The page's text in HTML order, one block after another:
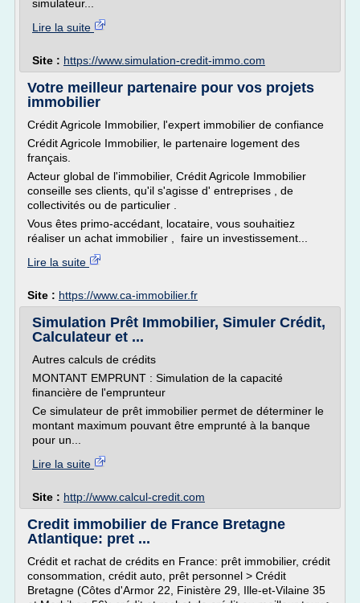
simulateur...
Lire la suite
Site : https://www.simulation-credit-immo.com
Votre meilleur partenaire pour vos projets
immobilier
Crédit Agricole Immobilier, l'expert immobilier de confiance
Crédit Agricole Immobilier, le partenaire logement des
français.
Acteur global de l'immobilier, Crédit Agricole Immobilier
conseille ses clients, qu'il s'agisse d' entreprises , de
collectivités ou de particulier .
Vous êtes primo-accédant, locataire, vous souhaitiez
réaliser un achat immobilier , faire un investissement...
Lire la suite
Site : https://www.ca-immobilier.fr
Simulation Prêt Immobilier, Simuler Crédit,
Calculateur et ...
Autres calculs de crédits
MONTANT EMPRUNT : Simulation de la capacité
financière de l'emprunteur
Ce simulateur de prêt immobilier permet de déterminer le
montant maximum pouvant être emprunté à la banque
pour un...
Lire la suite
Site : http://www.calcul-credit.com
Credit immobilier de France Bretagne
Atlantique: pret ...
Crédit et rachat de crédits en France: prêt immobilier, crédit
consommation, crédit auto, prêt personnel > Crédit
Bretagne (Côtes d'Armor 22, Finistère 29, Ille-et-Vilaine 35